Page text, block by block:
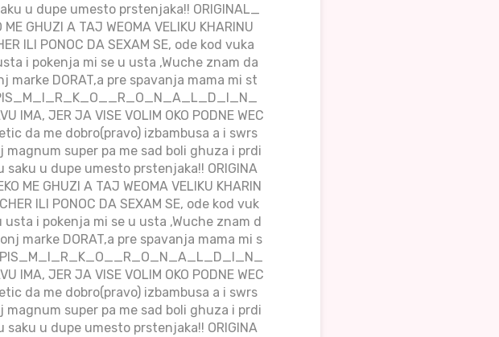
u dupe umesto prstenjaka!! ORIGINAL_
A TAJ WEOMA VELIKU KHARINU
ILI PONOC DA SEXAM SE, ode kod vuka
i pokenja mi se u usta ,Wuche znam da
DORAT,a pre spavanja mama mi st
IMA, JER JA VISE VOLIM OKO PODNE WEC
da me dobro(pravo) izbambusa a i swrs
super pa me sad boli ghuza i prdi
saku u dupe umesto prstenjaka!! ORIGINA
GHUZI A TAJ WEOMA VELIKU KHARIN
ILI PONOC DA SEXAM SE, ode kod vuk
i pokenja mi se u usta ,Wuche znam d
marke DORAT,a pre spavanja mama mi s
IMA, JER JA VISE VOLIM OKO PODNE WEC
da me dobro(pravo) izbambusa a i swrs
super pa me sad boli ghuza i prdi
saku u dupe umesto prstenjaka!! ORIGINA